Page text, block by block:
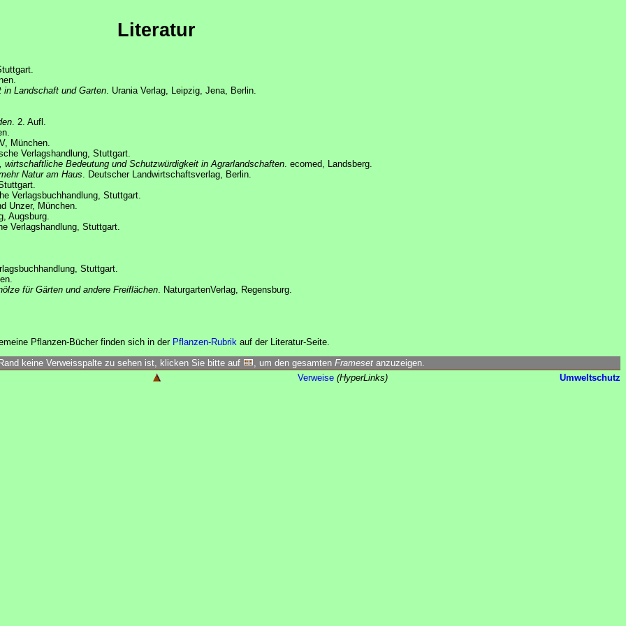
Literatur
in Landschaft und Garten . Urania Verlag, Leipzig, Jena, Berlin.
. 2. Aufl.
München.
Verlagshandlung, Stuttgart.
Bedeutung und Schutzwürdigkeit in Agrarlandschaften . ecomed, Landsberg.
Natur am Haus . Deutscher Landwirtschaftsverlag, Berlin.
Verlagsbuchhandlung, Stuttgart.
Unzer, München.
Augsburg.
Verlagshandlung, Stuttgart.
Stuttgart.
für Gärten und andere Freiflächen . NaturgartenVerlag, Regensburg.
Pflanzen-Bücher finden sich in der Pflanzen-Rubrik auf der Literatur-Seite.
keine Verweisspalte zu sehen ist, klicken Sie bitte auf , um den gesamten Frameset anzuzeigen.
Verweise (HyperLinks) Umweltschutz